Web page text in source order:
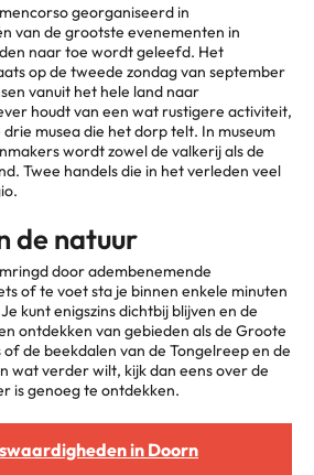
georganiseerd in
van de grootste evenementen in
naar toe wordt geleefd. Het
op de tweede zondag van september
vanuit het hele land naar
houdt van een wat rustigere activiteit,
musea die het dorp telt. In museum
wordt zowel de valkerij als de
Twee handels die in het verleden veel
de natuur
door adembenemende
of te voet sta je binnen enkele minuten
kunt enigszins dichtbij blijven en de
ontdekken van gebieden als de Groote
de beekdalen van de Tongelreep en de
wat verder wilt, kijk dan eens over de
is genoeg te ontdekken.
in Doorn